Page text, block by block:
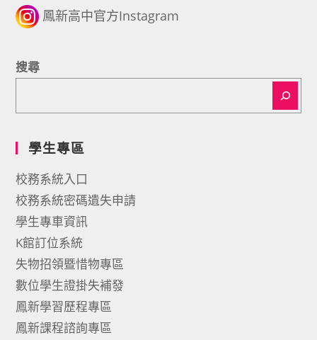
鳳新高中官方Instagram
搜尋
學生專區
校務系統入口
校務系統密碼遺失申請
學生專車資訊
K館訂位系統
失物招領暨惜物專區
數位學生證掛失補發
鳳新學習歷程專區
鳳新課程諮詢專區